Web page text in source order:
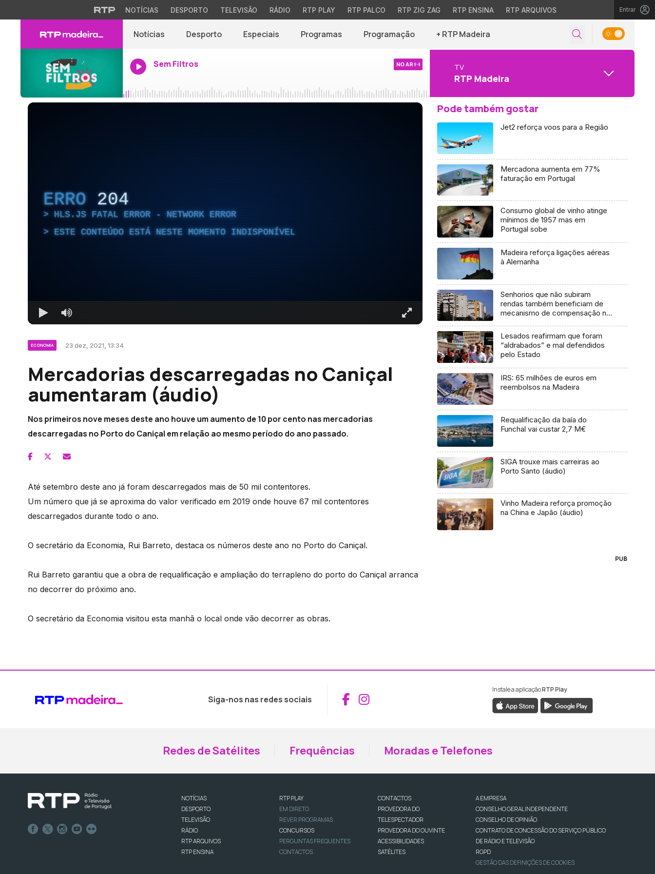
NOTÍCIAS DESPORTO TELEVISÃO RÁDIO RTP PLAY RTP PALCO RTP ZIG ZAG RTP ENSINA RTP ARQUIVOS Entrar
Notícias Desporto Especiais Programas Programação + RTP Madeira
Sem Filtros NO AR TV
RTP Madeira
ERRO 204
HLS.JS FATAL ERROR - NETWORK ERROR
ESTE CONTEÚDO ESTÁ NESTE MOMENTO INDISPONÍVEL
ECONOMIA 23 dez, 2021, 13:34
Mercadorias descarregadas no Caniçal
aumentaram (áudio)
Nos primeiros nove meses deste ano houve um aumento de 10 por cento nas mercadorias
descarregadas no Porto do Caniçal em relação ao mesmo período do ano passado.
Até setembro deste ano já foram descarregados mais de 50 mil contentores.
Um número que já se aproxima do valor verificado em 2019 onde houve 67 mil contentores
descarregados durante todo o ano.
O secretário da Economia, Rui Barreto, destaca os números deste ano no Porto do Caniçal.
Rui Barreto garantiu que a obra de requalificação e ampliação do terrapleno do porto do Caniçal arranca
no decorrer do próximo ano.
O secretário da Economia visitou esta manhã o local onde vão decorrer as obras.
Pode também gostar
Jet2 reforça voos para a Região
Mercadona aumenta em 77%
faturação em Portugal
Consumo global de vinho atinge
mínimos de 1957 mas em
Portugal sobe
Madeira reforça ligações aéreas
à Alemanha
Senhorios que não subiram
rendas também beneficiam de
mecanismo de compensação no
Lesados reafirmam que foram
“aldrabados” e mal defendidos
pelo Estado
IRS: 65 milhões de euros em
reembolsos na Madeira
Requalificação da baía do
Funchal vai custar 2,7 M€
SIGA trouxe mais carreiras ao
Porto Santo (áudio)
Vinho Madeira reforça promoção
na China e Japão (áudio)
PUB
Siga-nos nas redes sociais Aceder ao Facebook da RTP Madeira
Aceder ao Instagram da RTP Madeira
Instale a aplicaçãoRTP Play
Redes de Satélites Frequências Moradas e Telefones
NOTÍCIAS
DESPORTO
TELEVISÃO
RÁDIO
RTP ARQUIVOS
RTP ENSINA
RTP PLAY
EM DIRETO
REVER PROGRAMAS
CONCURSOS
PERGUNTAS FREQUENTES
CONTACTOS
CONTACTOS
PROVEDORA DO
TELESPECTADOR
PROVEDORA DO OUVINTE
ACESSIBILIDADES
SATÉLITES
A EMPRESA
CONSELHO GERAL INDEPENDENTE
CONSELHO DE OPINIÃO
CONTRATO DE CONCESSÃO DO SERVIÇO PÚBLICO
DE RÁDIO E TELEVISÃO
RGPD
GESTÃO DAS DEFINIÇÕES DE COOKIES